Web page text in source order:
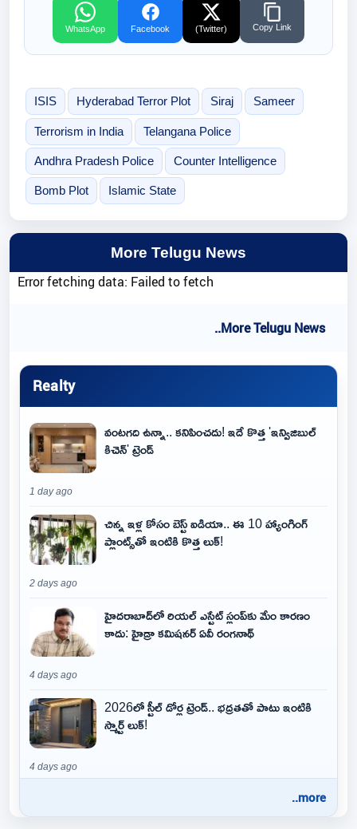
WhatsApp Facebook (Twitter) Copy Link
ISIS Hyderabad Terror Plot Siraj Sameer
Terrorism in India Telangana Police
Andhra Pradesh Police Counter Intelligence
Bomb Plot Islamic State
More Telugu News
Error fetching data: Failed to fetch
..More Telugu News
Realty
వంటగది ఉన్నా.. కనిపించదు! ఇదే కొత్త 'ఇన్విజిబుల్
కిచెన్' ట్రెండ్
1 day ago
చిన్న ఇళ్ల కోసం బెస్ట్ ఐడియా.. ఈ 10 హ్యాంగింగ్
ప్లాంట్స్‌తో ఇంటికి కొత్త లుక్!
2 days ago
హైదరాబాద్‌లో రియల్ ఎస్టేట్ స్లంప్‌కు మేం కారణం
కాదు: హైడ్రా కమిషనర్ ఏవీ రంగనాథ్
4 days ago
2026లో స్టీల్ డోర్ల ట్రెండ్.. భద్రతతో పాటు ఇంటికి
స్మార్ట్ లుక్!
4 days ago
..more